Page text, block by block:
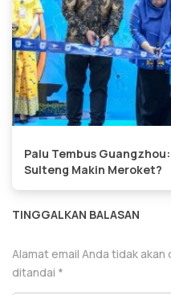
Palu Tembus
Sulteng Makin Meroket?
TINGGALKAN BALASAN
Alamat email Anda tidak akan
ditandai *